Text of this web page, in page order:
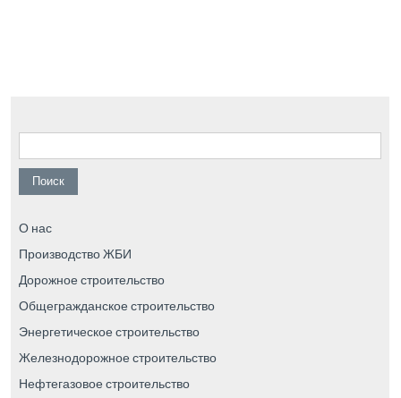
Найти:
О нас
Производство ЖБИ
Дорожное строительство
Общегражданское строительство
Энергетическое строительство
Железнодорожное строительство
Нефтегазовое строительство